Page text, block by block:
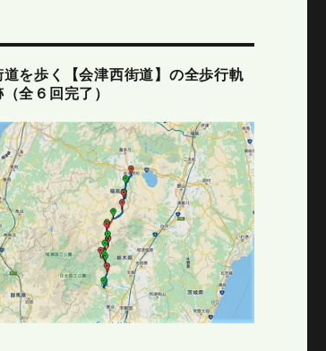
道を歩く【会津西街道】の全歩行軌
（全６回完了）